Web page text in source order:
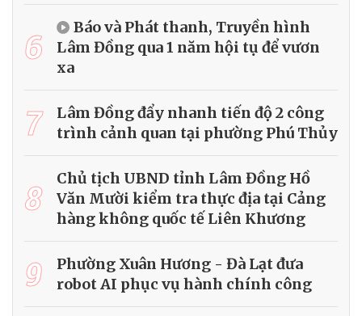
6
Báo và Phát thanh, Truyền hình
Lâm Đồng qua 1 năm hội tụ để vươn
xa
7
Lâm Đồng đẩy nhanh tiến độ 2 công
trình cảnh quan tại phường Phú Thủy
8
Chủ tịch UBND tỉnh Lâm Đồng Hồ
Văn Mười kiểm tra thực địa tại Cảng
hàng không quốc tế Liên Khương
9
Phường Xuân Hương - Đà Lạt đưa
robot AI phục vụ hành chính công